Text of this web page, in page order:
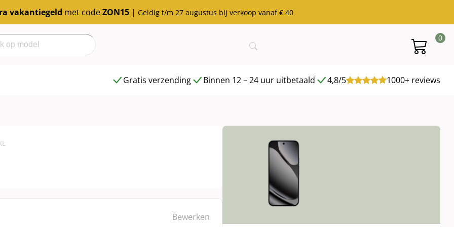
vakantiegeld met codeZON15| Geldig t/m 27 augustus bij verkoop vanaf € 40
0
Gratis verzending Binnen 12 – 24 uur uitbetaald 4,8/5 1000+ reviews
Bewerken